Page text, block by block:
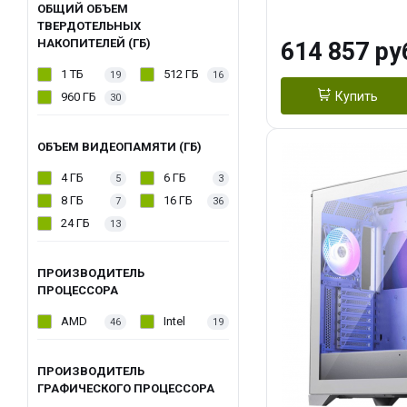
ОБЩИЙ ОБЪЕМ
ТВЕРДОТЕЛЬНЫХ
НАКОПИТЕЛЕЙ (ГБ)
1 ТБ 19 512 ГБ 16
960 ГБ 30
ОБЪЕМ ВИДЕОПАМЯТИ (ГБ)
4 ГБ 5 6 ГБ 3
8 ГБ 7 16 ГБ 36
24 ГБ 13
ПРОИЗВОДИТЕЛЬ
ПРОЦЕССОРА
AMD 46 Intel 19
ПРОИЗВОДИТЕЛЬ
ГРАФИЧЕСКОГО ПРОЦЕССОРА
Turbo/ 1 ТБ
614 857
Купить